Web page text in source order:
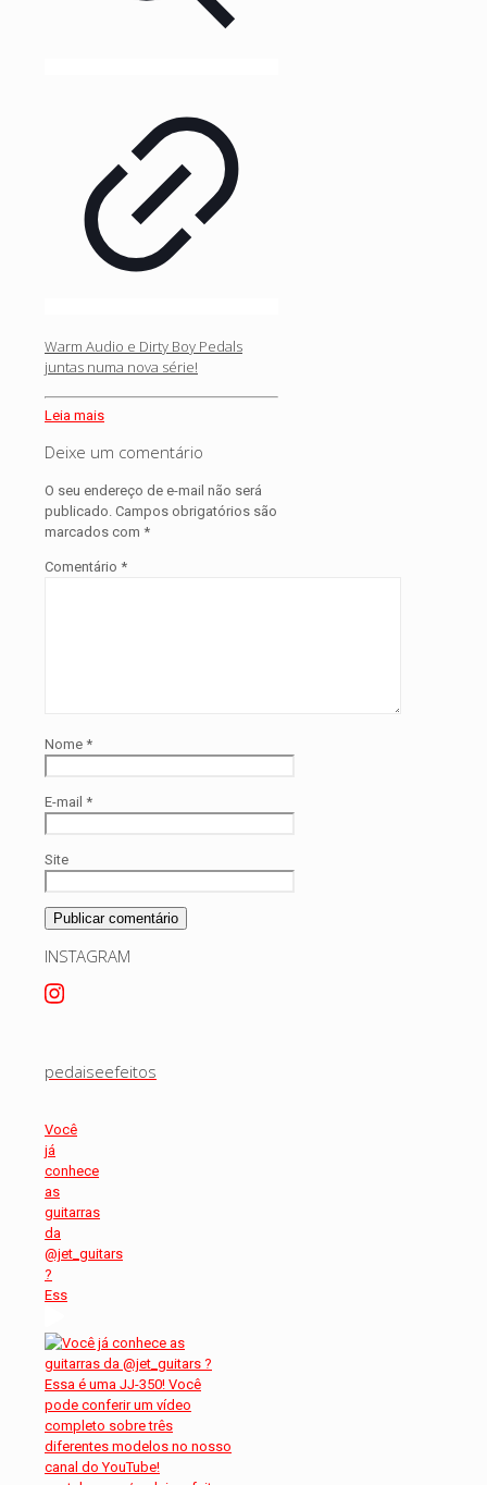
Warm Audio e Dirty Boy Pedals
juntas numa nova série!
Leia mais
Deixe um comentário
O seu endereço de e-mail não será
publicado. Campos obrigatórios são
marcados com *
Comentário *
Nome *
E-mail *
Site
INSTAGRAM
pedaiseefeitos
Você
já
conhece
as
guitarras
da
@jet_guitars
?
Ess